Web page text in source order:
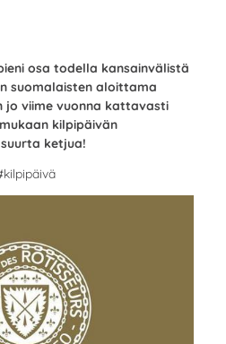
osa todella kansainvälistä
suomalaisten aloittama
jo viime vuonna kattavasti
kilpipäivän
ketjua!